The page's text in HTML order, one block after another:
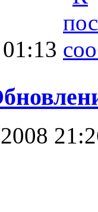
01:13